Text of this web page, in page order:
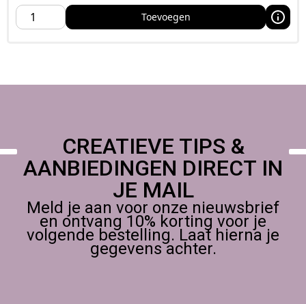
Fixeren van het eindresultaat
Zonder sealer zal het roestproces zich blijven ontwikkelen,
Toevoegen
CREATIEVE TIPS &
AANBIEDINGEN DIRECT IN
JE MAIL
Meld je aan voor onze nieuwsbrief
en ontvang 10% korting voor je
volgende bestelling. Laat hierna je
gegevens achter.